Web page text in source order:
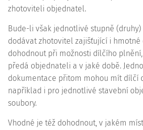
zhotoviteli objednatel.
Bude-li však jednotlivé stupně
dodávat zhotovitel zajišťující i hmotné
dohodnout při možnosti dílčího
předá objednateli a v jaké době.
dokumentace přitom mohou mít dílčí
například i pro jednotlivé stavební
soubory.
Vhodné je též dohodnout, v jakém